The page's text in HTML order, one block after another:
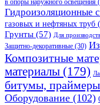
в опоры наружного освещения
Гидроизоляционные
газовых и нефтяных труб
Грунты (57) Для
Защитно-декоративные (30)
Композитные
материалы (179)
битумы, праймеры
Оборудование (102)